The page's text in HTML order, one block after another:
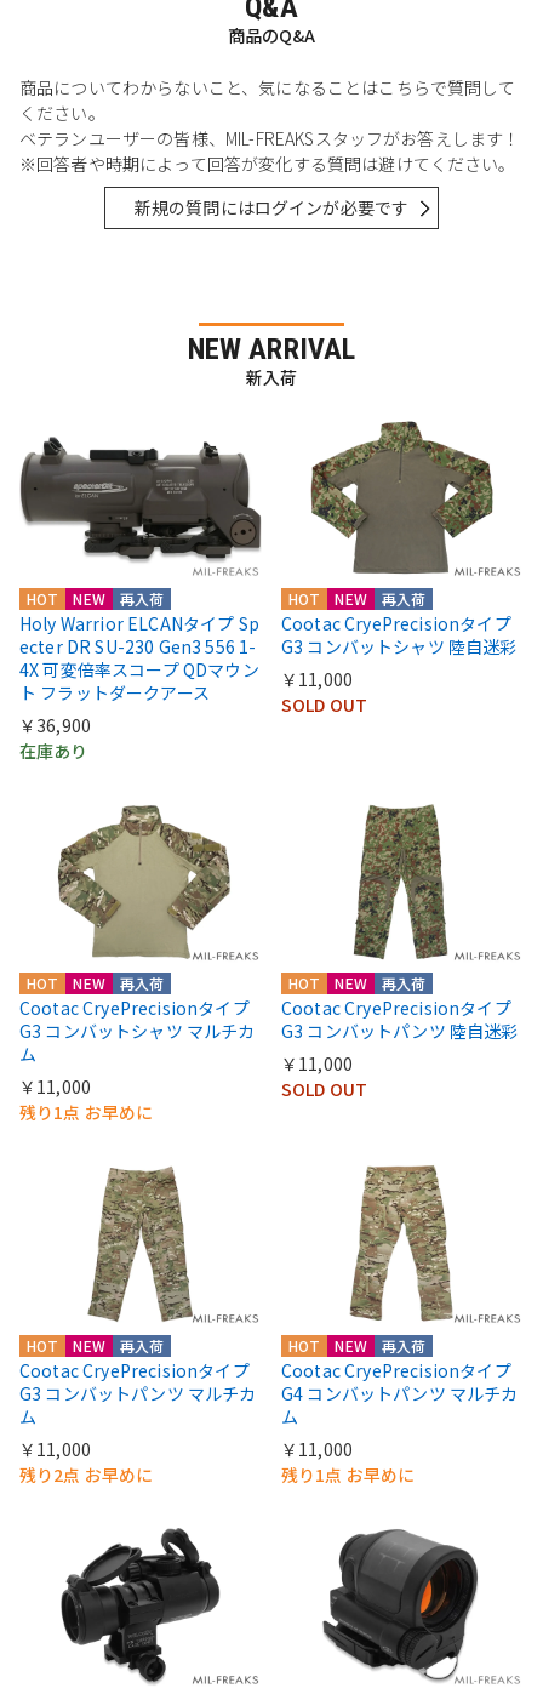
Q&A
商品のQ&A
商品についてわからないこと、気になることはこちらで質問して
ください。
ベテランユーザーの皆様、MIL-FREAKSスタッフがお答えします！
※回答者や時期によって回答が変化する質問は避けてください。
新規の質問にはログインが必要です
NEW ARRIVAL
新入荷
HOT NEW 再入荷
Holy Warrior ELCANタイプ Sp
ecter DR SU-230 Gen3 556 1-
4X 可変倍率スコープ QDマウン
ト フラットダークアース
￥36,900
在庫あり
HOT NEW 再入荷
Cootac CryePrecisionタイプ
G3 コンバットシャツ 陸自迷彩
￥11,000
SOLD OUT
HOT NEW 再入荷
Cootac CryePrecisionタイプ
G3 コンバットシャツ マルチカ
ム
￥11,000
残り1点 お早めに
HOT NEW 再入荷
Cootac CryePrecisionタイプ
G3 コンバットパンツ 陸自迷彩
￥11,000
SOLD OUT
HOT NEW 再入荷
Cootac CryePrecisionタイプ
G3 コンバットパンツ マルチカ
ム
￥11,000
残り2点 お早めに
HOT NEW 再入荷
Cootac CryePrecisionタイプ
G4 コンバットパンツ マルチカ
ム
￥11,000
残り1点 お早めに